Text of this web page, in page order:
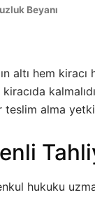
Beyanı
altı hem
teslim alma
hukuku